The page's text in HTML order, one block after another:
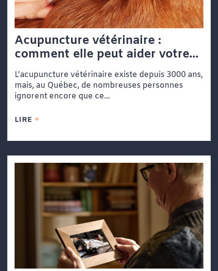
Acupuncture vétérinaire :
comment elle peut aider votre
chien ou votre chat
L’acupuncture vétérinaire existe depuis 3000 ans,
mais, au Québec, de nombreuses personnes
ignorent encore que ce...
LIRE